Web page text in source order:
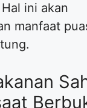
ini akan
manfaat